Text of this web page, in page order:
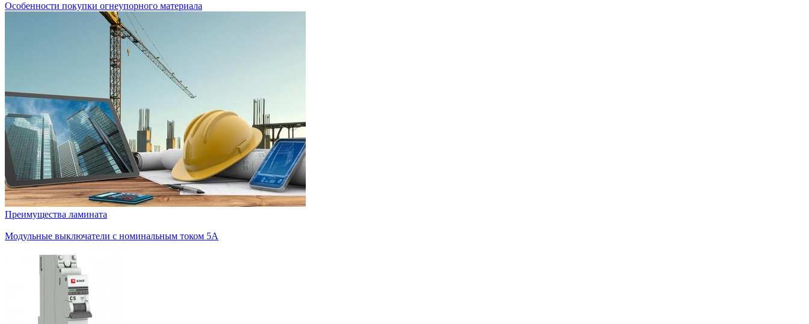
Особенности покупки огнеупорного материала
Преимущества ламината
Модульные выключатели с номинальным током 5A